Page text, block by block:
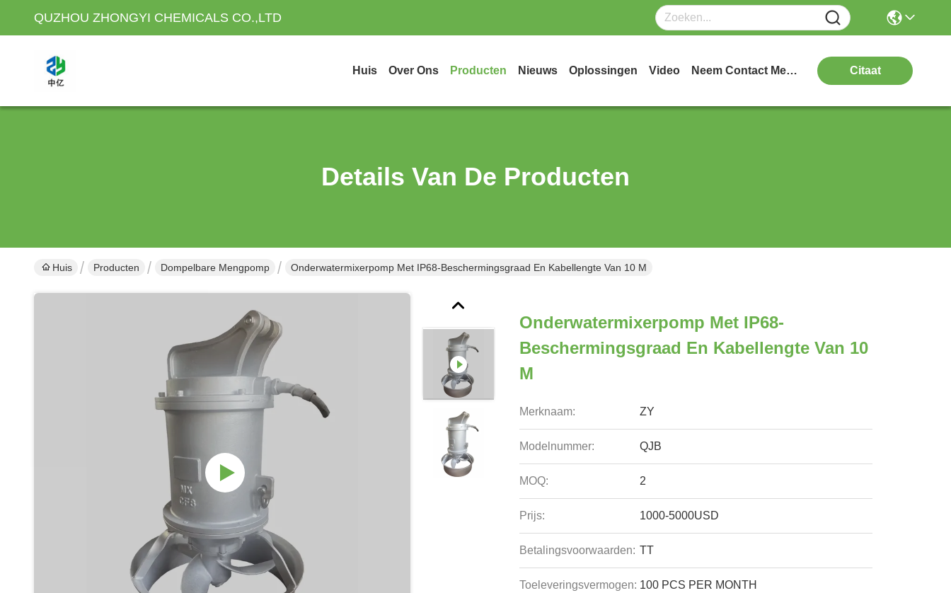
QUZHOU ZHONGYI CHEMICALS CO.,LTD
Huis Over Ons Producten Nieuws Oplossingen Video Neem Contact Met Ons Op Citaat
Details Van De Producten
Huis Producten Dompelbare Mengpomp Onderwatermixerpomp Met IP68-Beschermingsgraad En Kabellengte Van 10 M
Onderwatermixerpomp Met IP68-
Beschermingsgraad En Kabellengte Van 10
M
Merknaam: ZY
Modelnummer: QJB
MOQ: 2
Prijs: 1000-5000USD
Betalingsvoorwaarden: TT
Toeleveringsvermogen: 100 PCS PER MONTH